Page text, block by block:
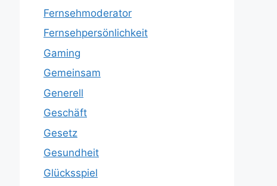
Fernsehmoderator
Fernsehpersönlichkeit
Gaming
Gemeinsam
Generell
Geschäft
Gesetz
Gesundheit
Glücksspiel